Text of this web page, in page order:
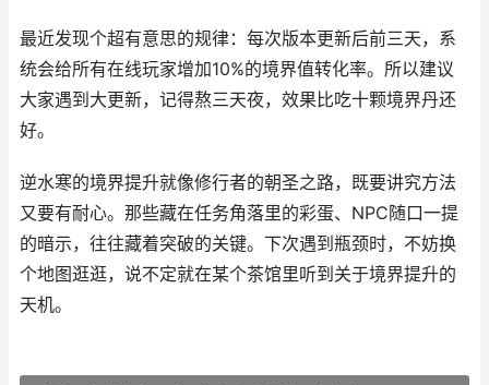
最近发现个超有意思的规律：每次版本更新后前三天，系
统会给所有在线玩家增加10%的境界值转化率。所以建议
大家遇到大更新，记得熬三天夜，效果比吃十颗境界丹还
好。
逆水寒的境界提升就像修行者的朝圣之路，既要讲究方法
又要有耐心。那些藏在任务角落里的彩蛋、NPC随口一提
的暗示，往往藏着突破的关键。下次遇到瓶颈时，不妨换
个地图逛逛，说不定就在某个茶馆里听到关于境界提升的
天机。